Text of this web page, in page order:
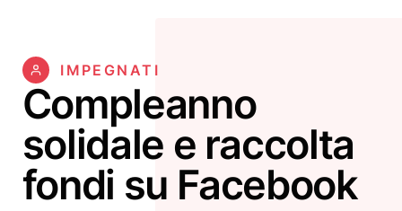
IMPEGNATI
Compleanno
solidale e raccolta
fondi su Facebook